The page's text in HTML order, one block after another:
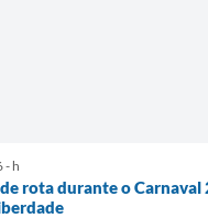
- h
rota durante o Carnaval